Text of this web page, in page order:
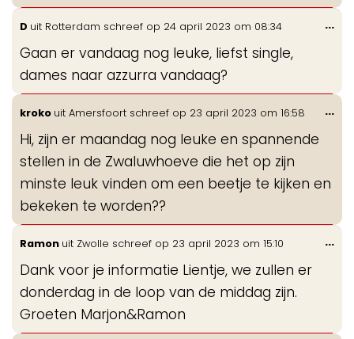
D uit Rotterdam schreef op 24 april 2023 om 08:34
Gaan er vandaag nog leuke, liefst single,
dames naar azzurra vandaag?
...
kroko uit Amersfoort schreef op 23 april 2023 om 16:58
Hi, zijn er maandag nog leuke en spannende
stellen in de Zwaluwhoeve die het op zijn
minste leuk vinden om een beetje te kijken en
bekeken te worden??
...
Ramon uit Zwolle schreef op 23 april 2023 om 15:10
Dank voor je informatie Lientje, we zullen er
donderdag in de loop van de middag zijn.
Groeten Marjon&Ramon
...